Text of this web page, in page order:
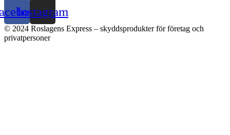
Instagram
© 2024 Roslagens Express – skyddsprodukter för företag och
privatpersoner